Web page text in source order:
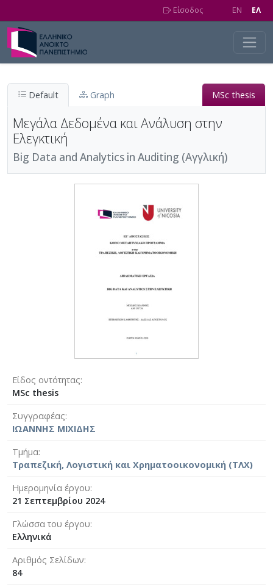
Είσοδος EN EΛ
Default Graph MSc thesis
Μεγάλα Δεδομένα και Ανάλυση στην
Ελεγκτική
Big Data and Analytics in Auditing (Αγγλική)
Είδος οντότητας
MSc thesis
Συγγραφέας
ΙΩΑΝΝΗΣ ΜΙΧΙΔΗΣ
Τμήμα
Τραπεζική, Λογιστική και Χρηματοοικονομική (ΤΛΧ)
Ημερομηνία έργου
21 Σεπτεμβρίου 2024
Γλώσσα του έργου
Ελληνικά
Αριθμός Σελίδων
84